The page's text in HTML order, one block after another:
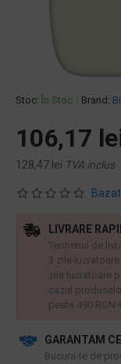
Stoc: În Stoc Brand:
106,17
128,47 lei TVA inclus
GARANTAM
​Bucura-te de
LIVRARE
Termenul de
3 zile
zile lucratoare
cazul
peste 490 RON